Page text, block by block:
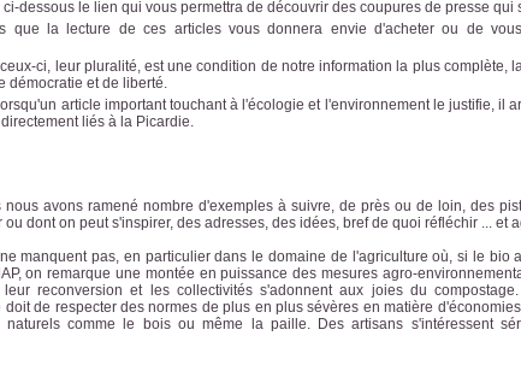
ci-dessous le lien qui vous permettra de découvrir des coupures de presse qui
que la lecture de ces articles vous donnera envie d'acheter ou de
ci, leur pluralité, est une condition de notre information la plus complète,
démocratie et de liberté.
article important touchant à l'écologie et l'environnement le justifie, il
liés à la Picardie.
nous avons ramené nombre d'exemples à suivre, de près ou de loin, des
ou dont on peut s'inspirer, des adresses, des idées, bref de quoi réfléchir ... et
manquent pas, en particulier dans le domaine de l'agriculture où, si le bio
on remarque une montée en puissance des mesures agro-
reconversion et les collectivités s'adonnent aux joies du
doit de respecter des normes de plus en plus sévères en matière
naturels comme le bois ou même la paille. Des artisans s'intéressent